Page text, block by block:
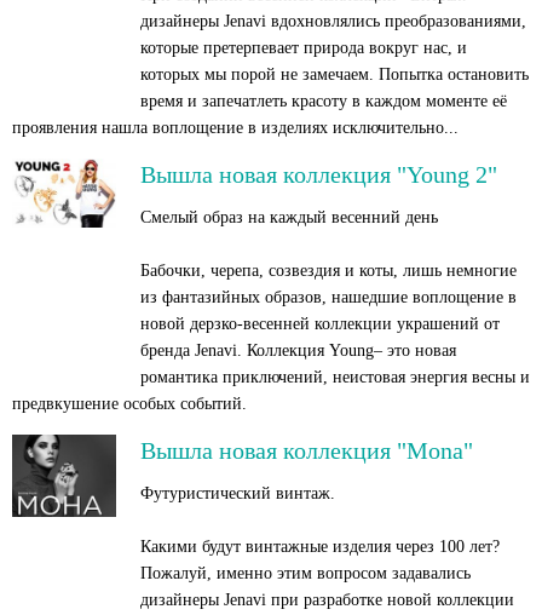
дизайнеры Jenavi вдохновлялись преобразованиями,
которые претерпевает природа вокруг нас, и
которых мы порой не замечаем. Попытка остановить
время и запечатлеть красоту в каждом моменте её
проявления нашла воплощение в изделиях исключительно...
Вышла новая коллекция "Young 2"
Смелый образ на каждый весенний день
Бабочки, черепа, созвездия и коты, лишь немногие
из фантазийных образов, нашедшие воплощение в
новой дерзко-весенней коллекции украшений от
бренда Jenavi. Коллекция Young– это новая
романтика приключений, неистовая энергия весны и
предвкушение особых событий.
Вышла новая коллекция "Mona"
Футуристический винтаж.
Какими будут винтажные изделия через 100 лет?
Пожалуй, именно этим вопросом задавались
дизайнеры Jenavi при разработке новой коллекции